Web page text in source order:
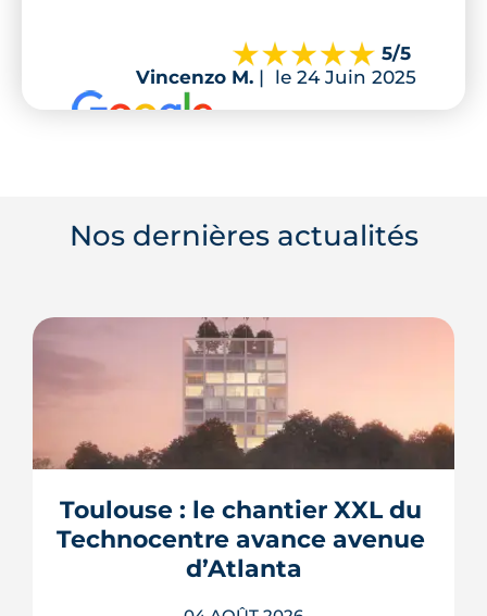
5/5
Vincenzo M. | le 24 Juin 2025
Nos dernières actualités
Toulouse : le chantier XXL du
Technocentre avance avenue
d’Atlanta